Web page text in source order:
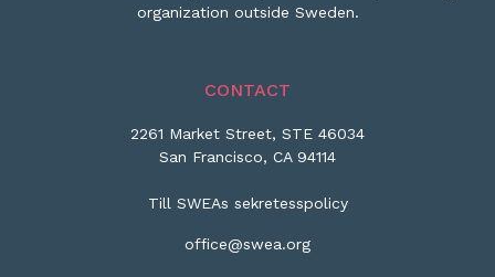
organization outside Sweden.
CONTACT
2261 Market Street, STE 46034
San Francisco, CA 94114
Till SWEAs sekretesspolicy
office@swea.org